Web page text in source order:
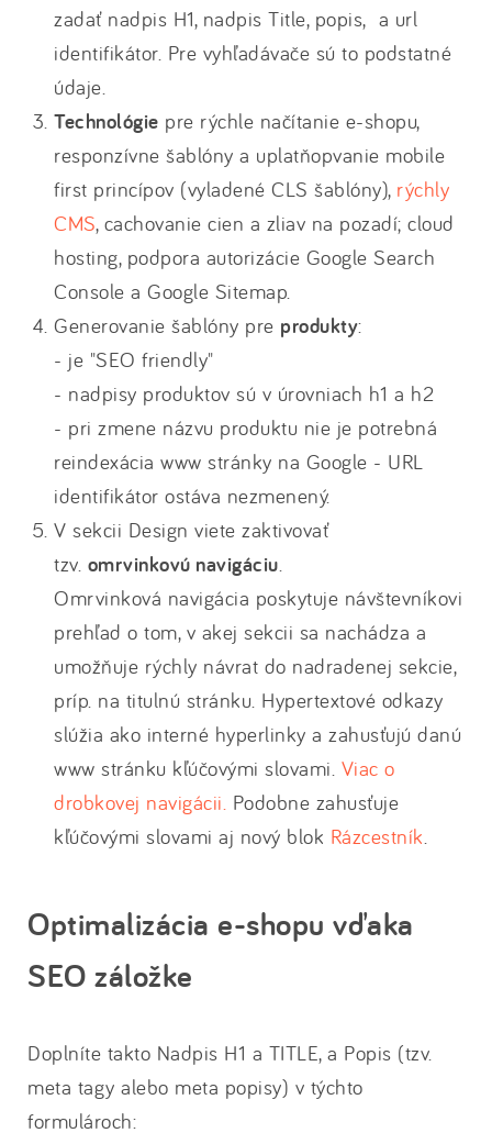
zadať nadpis H1, nadpis Title, popis, a url
identifikátor. Pre vyhľadávače sú to podstatné
údaje.
Technológie pre rýchle načítanie e-shopu,
responzívne šablóny a uplatňopvanie mobile
first princípov (vyladené CLS šablóny), rýchly
CMS, cachovanie cien a zliav na pozadí; cloud
hosting, podpora autorizácie Google Search
Console a Google Sitemap.
Generovanie šablóny pre produkty:
- je "SEO friendly"
- nadpisy produktov sú v úrovniach h1 a h2
- pri zmene názvu produktu nie je potrebná
reindexácia www stránky na Google - URL
identifikátor ostáva nezmenený.
V sekcii Design viete zaktivovať
tzv. omrvinkovú navigáciu.
Omrvinková navigácia poskytuje návštevníkovi
prehľad o tom, v akej sekcii sa nachádza a
umožňuje rýchly návrat do nadradenej sekcie,
príp. na titulnú stránku. Hypertextové odkazy
slúžia ako interné hyperlinky a zahusťujú danú
www stránku kľúčovými slovami. Viac o
drobkovej navigácii. Podobne zahusťuje
kľúčovými slovami aj nový blok Rázcestník.
Optimalizácia e-shopu vďaka
SEO záložke
Doplníte takto Nadpis H1 a TITLE, a Popis (tzv.
meta tagy alebo meta popisy) v týchto
formulároch: